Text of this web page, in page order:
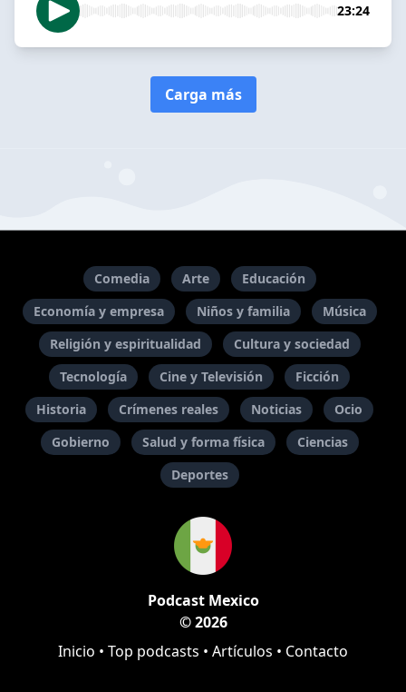
23:24
Carga más
Comedia Arte
Educación
Economía y empresa
Niños y familia
Música
Religión y espiritualidad
Cultura y sociedad
Tecnología
Cine y Televisión
Ficción
Historia
Crímenes reales Noticias
Ocio
Gobierno
Salud y forma física
Ciencias
Deportes
Podcast Mexico
© 2026
Inicio • Top podcasts • Artículos • Contacto